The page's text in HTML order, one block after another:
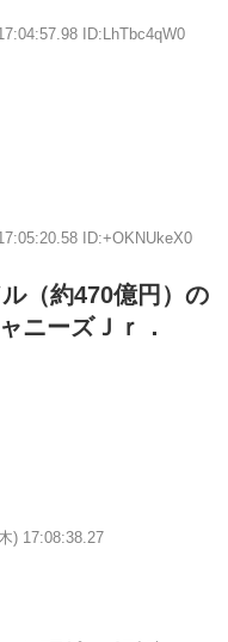
ID:LhTbc4qW0
ID:+OKNUkeX0
（約470億円）の
ニーズＪｒ．
) 17:08:38.27